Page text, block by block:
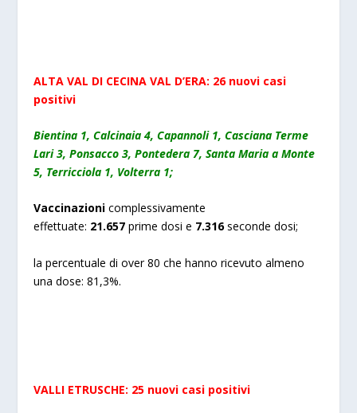
ALTA VAL DI CECINA VAL D’ERA: 26 nuovi casi
positivi
Bientina 1, Calcinaia 4, Capannoli 1, Casciana Terme
Lari 3, Ponsacco 3, Pontedera 7, Santa Maria a Monte
5, Terricciola 1, Volterra 1;
Vaccinazioni complessivamente
effettuate: 21.657 prime dosi e 7.316 seconde dosi;
la percentuale di over 80 che hanno ricevuto almeno
una dose: 81,3%.
VALLI ETRUSCHE: 25 nuovi casi positivi